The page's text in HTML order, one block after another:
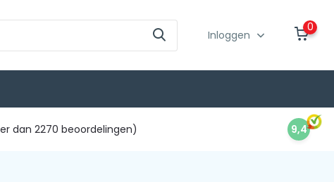
Inloggen
0
dan 2270 beoordelingen) 9,4